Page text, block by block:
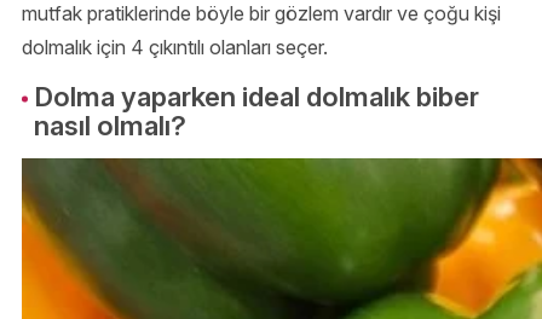
mutfak pratiklerinde böyle bir gözlem vardır ve çoğu kişi
dolmalık için 4 çıkıntılı olanları seçer.
Dolma yaparken ideal dolmalık biber
nasıl olmalı?